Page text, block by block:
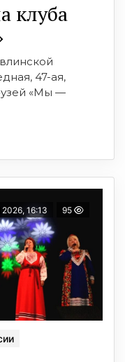
клуба
47-ая,
«Мы —
16:13 95